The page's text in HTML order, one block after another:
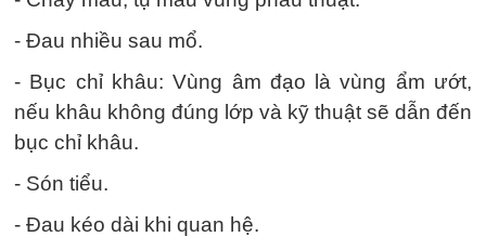
- Đau nhiều sau mổ.
- Bục chỉ khâu: Vùng âm đạo là vùng ẩm ướt,
nếu khâu không đúng lớp và kỹ thuật sẽ dẫn đến
bục chỉ khâu.
- Són tiểu.
- Đau kéo dài khi quan hệ.